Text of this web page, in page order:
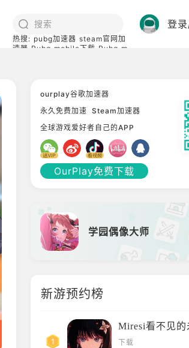
热搜: pubg加速器 steam官网加
速器 Pubg mobile下载 Pubg m
登
ourplay谷歌加速器
永久免费加速 Steam加速器
全球游戏爱好者自己的APP
OurPlay免费下载
学园偶像大师
新游预约榜
Miresi看不见的
下载